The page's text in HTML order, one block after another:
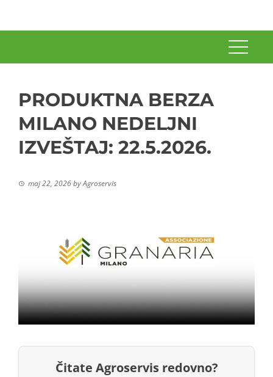
PRODUKTNA BERZA
MILANO NEDELJNI
IZVEŠTAJ: 22.5.2026.
maj 22, 2026byAgroservis
Čitate Agroservis redovno?